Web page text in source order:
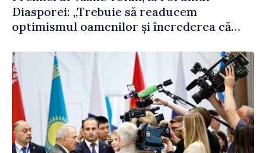
Diasporei: „Trebuie să readucem
optimismul oamenilor și încrederea că
corectă”